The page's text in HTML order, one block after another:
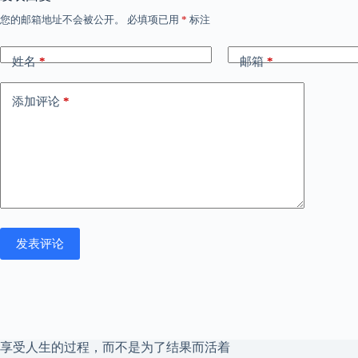
您的邮箱地址不会被公开。 必填项已用 * 标注
姓名* 邮箱*
添加评论 *
发表评论
享受人生的过程，而不是为了结果而活着